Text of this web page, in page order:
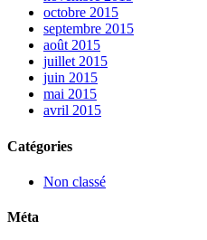
octobre 2015
septembre 2015
août 2015
juillet 2015
juin 2015
mai 2015
avril 2015
Catégories
Non classé
Méta